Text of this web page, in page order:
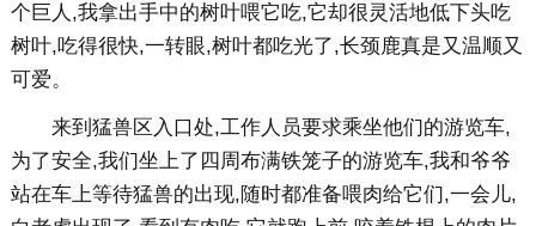
个巨人,我拿出手中的树叶喂它吃,它却很灵活地低下头吃
树叶,吃得很快,一转眼,树叶都吃光了,长颈鹿真是又温顺又
可爱。
来到猛兽区入口处,工作人员要求乘坐他们的游览车,
为了安全,我们坐上了四周布满铁笼子的游览车,我和爷爷
站在车上等待猛兽的出现,随时都准备喂肉给它们,一会儿,